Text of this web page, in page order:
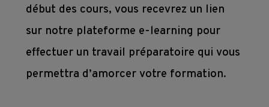
Liens
Subventions
début des cours, vous recevrez un lien
sur notre plateforme e-learning pour
effectuer un travail préparatoire qui vous
permettra d’amorcer votre formation.